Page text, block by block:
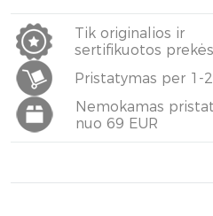
Tik originalios ir
sertifikuotos prekės
Pristatymas per 1-
Nemokamas
nuo 69 EUR